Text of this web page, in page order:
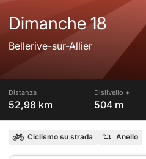
Dimanche 18
Bellerive-sur-Allier
Distanza
52,98 km
Dislivello +
504 m
Ciclismo su strada Anello